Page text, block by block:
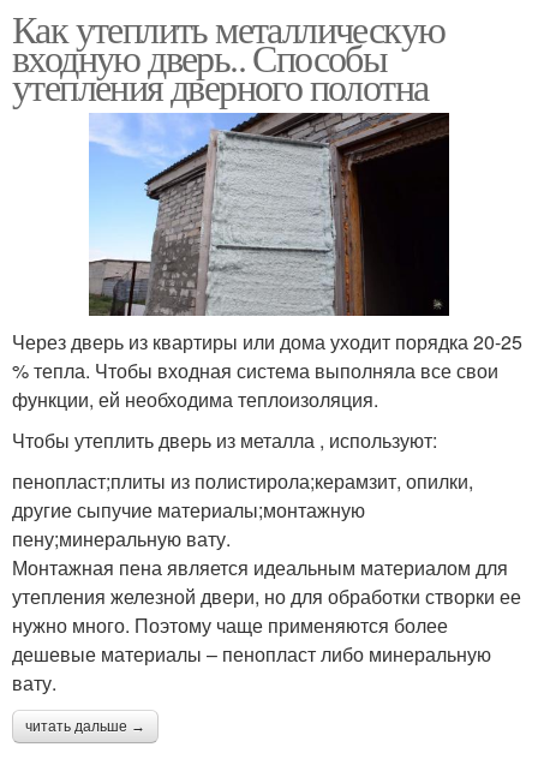
Как утеплить металлическую
входную дверь.. Способы
утепления дверного полотна
Через дверь из квартиры или дома уходит порядка 20-25
% тепла. Чтобы входная система выполняла все свои
функции, ей необходима теплоизоляция.
Чтобы утеплить дверь из металла , используют:
пенопласт;плиты из полистирола;керамзит, опилки,
другие сыпучие материалы;монтажную
пену;минеральную вату.
Монтажная пена является идеальным материалом для
утепления железной двери, но для обработки створки ее
нужно много. Поэтому чаще применяются более
дешевые материалы – пенопласт либо минеральную
вату.
читать дальше →